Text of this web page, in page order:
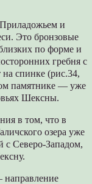
и
Это бронзовые
по форме и
гребня с
спинке (рис.34,
памятнике — уже
Шексны.
в том, что в
озера уже
с Северо-Западом,